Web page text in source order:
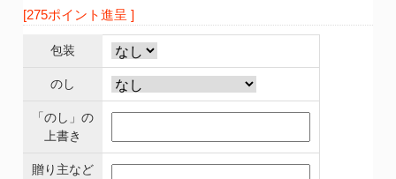
[275ポイント進呈 ]
包装
のし
「のし」の
上書き
贈り主など